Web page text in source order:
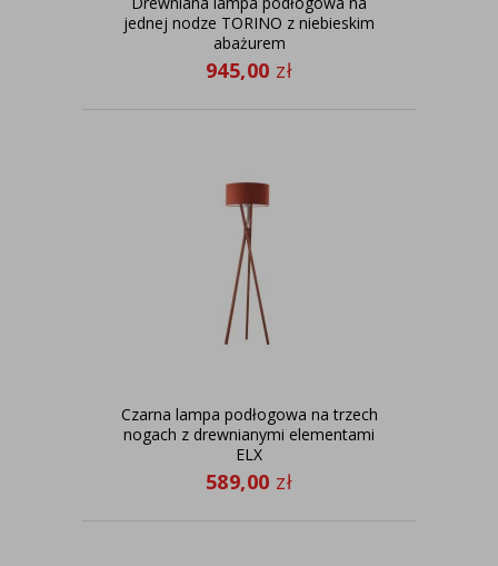
jednej nodze TORINO z niebieskim
abażurem
945,00 zł
Czarna lampa podłogowa na trzech
nogach z drewnianymi elementami
ELX
589,00 zł